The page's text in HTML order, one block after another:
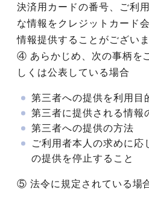
決済用カードの番号、ご利
な情報をクレジットカード
情報提供することがございま
④ あらかじめ、次の事柄を
しくは公表している場合
第三者への提供を利用目
第三者に提供される情報
第三者への提供の方法
ご利用者本人の求めに応
の提供を停止すること
⑤ 法令に規定されている場